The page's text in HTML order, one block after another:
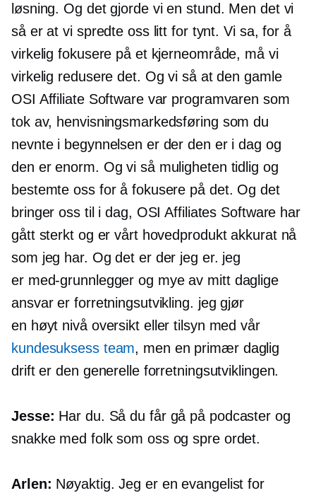
løsning. Og det gjorde vi en stund. Men det vi
så er at vi spredte oss litt for tynt. Vi sa, for å
virkelig fokusere på et kjerneområde, må vi
virkelig redusere det. Og vi så at den gamle
OSI Affiliate Software var programvaren som
tok av, henvisningsmarkedsføring som du
nevnte i begynnelsen er der den er i dag og
den er enorm. Og vi så muligheten tidlig og
bestemte oss for å fokusere på det. Og det
bringer oss til i dag, OSI Affiliates Software har
gått sterkt og er vårt hovedprodukt akkurat nå
som jeg har. Og det er der jeg er. jeg
er med-grunnlegger og mye av mitt daglige
ansvar er forretningsutvikling. jeg gjør
en høyt nivåoversikt eller tilsyn med vår
kundesuksess team, men en primær daglig
drift er den generelle forretningsutviklingen.
Jesse: Har du. Så du får gå på podcaster og
snakke med folk som oss og spre ordet.
Arlen: Nøyaktig. Jeg er en evangelist for